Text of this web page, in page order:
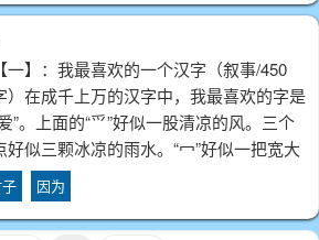
新时代。近日来，无论是微博热搜，还是
【一】：我最喜欢的一个汉字（叙事/450
）在成千上万的汉字中，我最喜欢的字是
”。上面的“爫”好似一股清凉的风。三个
好似三颗冰凉的雨水。“冖”好似一把宽大
雨伞。而“友”好似一个你的好朋友，这就
成了我们最喜欢用的字那就是“爱”。想知
我是怎么爱上这个字吗？那就看
因为